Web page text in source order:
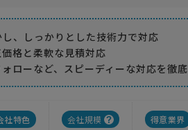
、しっかりとした技術力で対応
格と柔軟な見積対応
ローなど、スピーディーな対応を徹底
社特色
会社規模
得意業界